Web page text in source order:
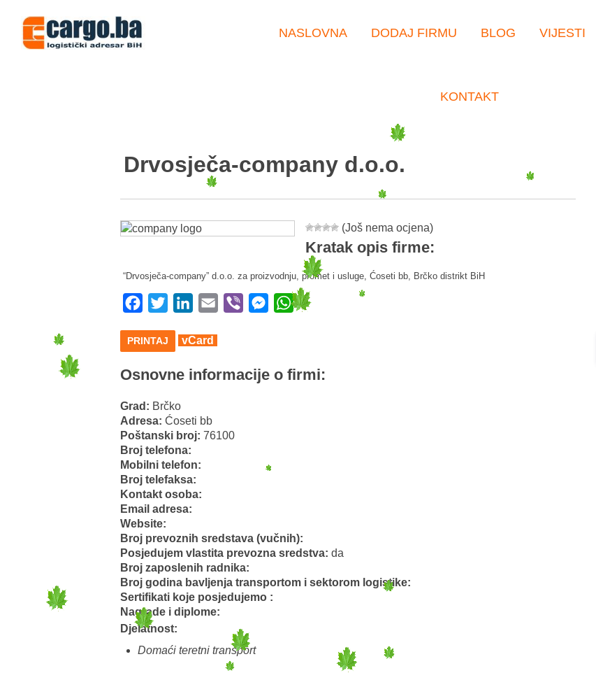
NASLOVNA DODAJ FIRMU BLOG VIJESTI
KONTAKT
Drvosječa-company d.o.o.
(Još nema ocjena)
Kratak opis firme:
“Drvosječa-company” d.o.o. za proizvodnju, promet i usluge, Ćoseti bb, Brčko distrikt BiH
Facebook
Twitter LinkedIn
Email Viber Messenger
WhatsApp
PRINTAJ vCard
Osnovne informacije o firmi:
Grad: Brčko
Adresa: Ćoseti bb
Poštanski broj: 76100
Broj telefona:
Mobilni telefon:
Broj telefaksa:
Kontakt osoba:
Email adresa:
Website:
Broj prevoznih sredstava (vučnih):
Posjedujem vlastita prevozna sredstva: da
Broj zaposlenih radnika:
Broj godina bavljenja transportom i sektorom logistike:
Sertifikati koje posjedujemo :
Nagrade i diplome:
Djelatnost:
Domaći teretni transport